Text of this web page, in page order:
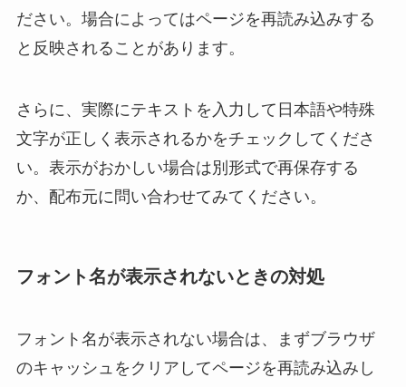
ださい。場合によってはページを再読み込みする
と反映されることがあります。
さらに、実際にテキストを入力して日本語や特殊
文字が正しく表示されるかをチェックしてくださ
い。表示がおかしい場合は別形式で再保存する
か、配布元に問い合わせてみてください。
フォント名が表示されないときの対処
フォント名が表示されない場合は、まずブラウザ
のキャッシュをクリアしてページを再読み込みし